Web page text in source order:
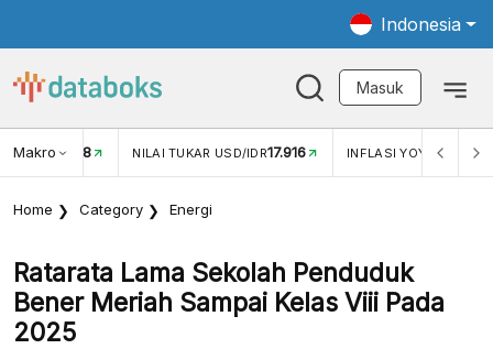
Indonesia
Masuk
Makro
USD/IDR 17.916 INFLASI YOY (JUL)2,88% INFLASI MOM (JUL)
Home Category Energi
Ratarata Lama Sekolah Penduduk
Bener Meriah Sampai Kelas Viii Pada
2025